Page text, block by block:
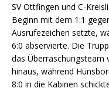
SV Ottfingen und C-
Beginn mit dem 1:1
Ausrufezeichen setzte,
6:0 abservierte. Die
das Überraschungsteam
hinaus, während
8:0 in die Kabinen